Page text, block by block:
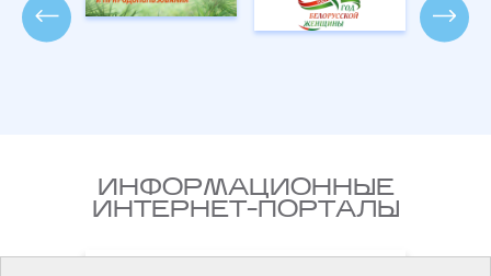
ИНФОРМАЦИОННЫЕ
ИНТЕРНЕТ-ПОРТАЛЫ